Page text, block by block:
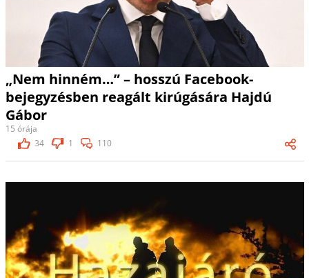
„Nem hinném…” – hosszú Facebook-
bejegyzésben reagált kirúgására Hajdú
Gábor
15 órája
34
1 110